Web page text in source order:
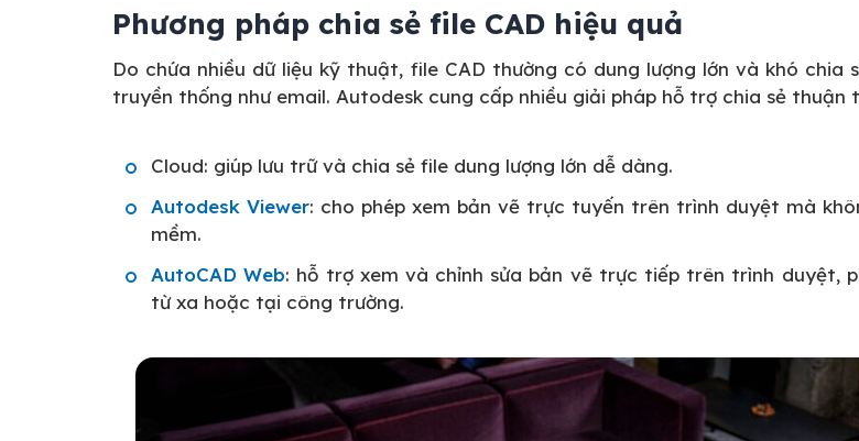
Phương pháp chia sẻ file CAD hiệu quả
Do chứa nhiều dữ liệu kỹ thuật, file CAD thường có dung lượng lớn và khó chia
truyền thống như email. Autodesk cung cấp nhiều giải pháp hỗ trợ chia sẻ thuận
Cloud: giúp lưu trữ và chia sẻ file dung lượng lớn dễ dàng.
Autodesk Viewer: cho phép xem bản vẽ trực tuyến trên trình duyệt mà
mềm.
AutoCAD Web: hỗ trợ xem và chỉnh sửa bản vẽ trực tiếp trên trình duyệt,
từ xa hoặc tại công trường.